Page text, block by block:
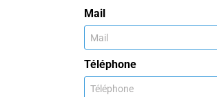
Mail
Téléphone